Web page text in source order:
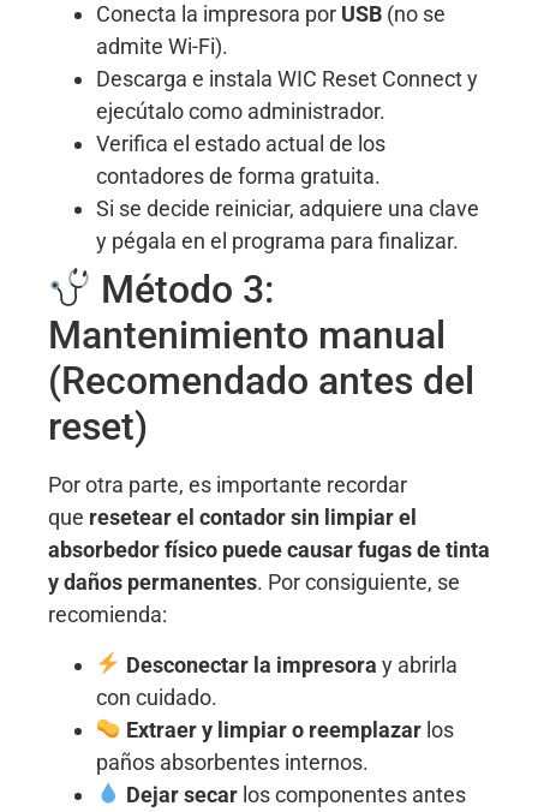
Conecta la impresora por USB (no se
admite Wi-Fi).
Descarga e instala WIC Reset Connect y
ejecútalo como administrador.
Verifica el estado actual de los
contadores de forma gratuita.
Si se decide reiniciar, adquiere una clave
y pégala en el programa para finalizar.
Método 3:
Mantenimiento manual
(Recomendado antes del
reset)
Por otra parte, es importante recordar
que resetear el contador sin limpiar el
absorbedor físico puede causar fugas de tinta
y daños permanentes. Por consiguiente, se
recomienda:
Desconectar la impresora y abrirla
con cuidado.
Extraer y limpiar o reemplazarlos
paños absorbentes internos.
Dejar secarlos componentes antes